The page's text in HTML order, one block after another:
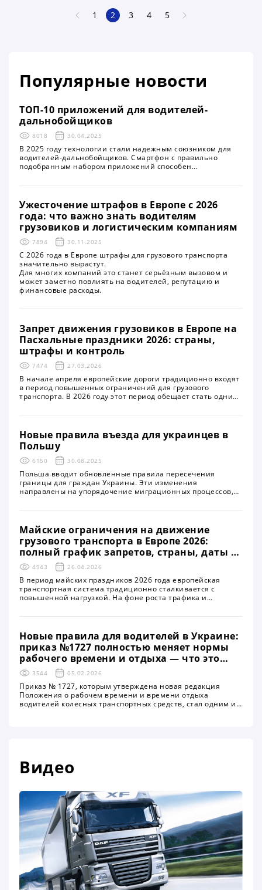
1
2 3 4 5
Популярные новости
ТОП-10 приложений для водителей-
дальнобойщиков
8018 30.04.2025
В 2025 году технологии стали надежным союзником для
водителей-дальнобойщиков. Смартфон с правильно
подобранным набором приложений способен
безопасность и удобство в дороге. Вот ТОП-10 самых
дальнобойщику
Ужесточение штрафов в Европе с 2026
года: что важно знать водителям
грузовиков и логистическим компаниям
7894 30.11.2025
С 2026 года в Европе штрафы для грузового транспорта
значительно вырастут.
Для многих компаний это станет серьёзным вызовом и
может заметно повлиять на водителей, репутацию и
финансовые расходы.
Запрет движения грузовиков в Европе на
Пасхальные праздники 2026: страны,
штрафы и контроль
7474 27.03.2026
В начале апреля европейские дороги традиционно входят
в период повышенных ограничений для грузового
транспорта. В 2026 году этот период обещает стать одним
совпадения празднования Пасхи в большинстве стран
крупногабаритного транспорта, что напрямую влияет на
логистические цепочки, сроки доставки и расходы бизнеса
Новые правила въезда для украинцев в
Польшу
6150 30.08.2025
Польша вводит обновлённые правила пересечения
границы для граждан Украины. Эти изменения
направлены на упорядочение миграционных процессов,
гармонизацию польского законодательства с нормами
Майские ограничения на движение
грузового транспорта в Европе 2026:
полный график запретов, страны, даты и
влияние на логистику и перевозки
4943 26.04.2026
В период майских праздников 2026 года европейская
транспортная система традиционно сталкивается с
повышенной нагрузкой. На фоне роста трафика и
ограничения на движение большегрузного транспорта.
важнейшие транспортные коридоры, что напрямую влияет
на логистические цепочки и требует от перевозчиков
особого внимания к планированию маршрутов
Новые правила для водителей в Украине:
приказ №1727 полностью меняет нормы
рабочего времени и отдыха — что это
значит для перевозчиков, бизнеса и
безопасности на дорогах
3544 05.02.2026
Приказ № 1727, которым утверждена новая редакция
Положения о рабочем времени и времени отдыха
водителей колесных транспортных средств, стал одним из
Видео